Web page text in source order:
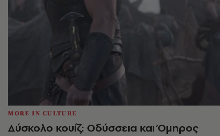
MORE IN CULTURE
Δύσκολο κουίζ: Οδύσσεια και Όμηρος